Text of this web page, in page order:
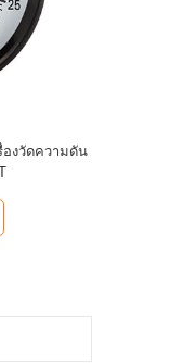
องวัดความดัน